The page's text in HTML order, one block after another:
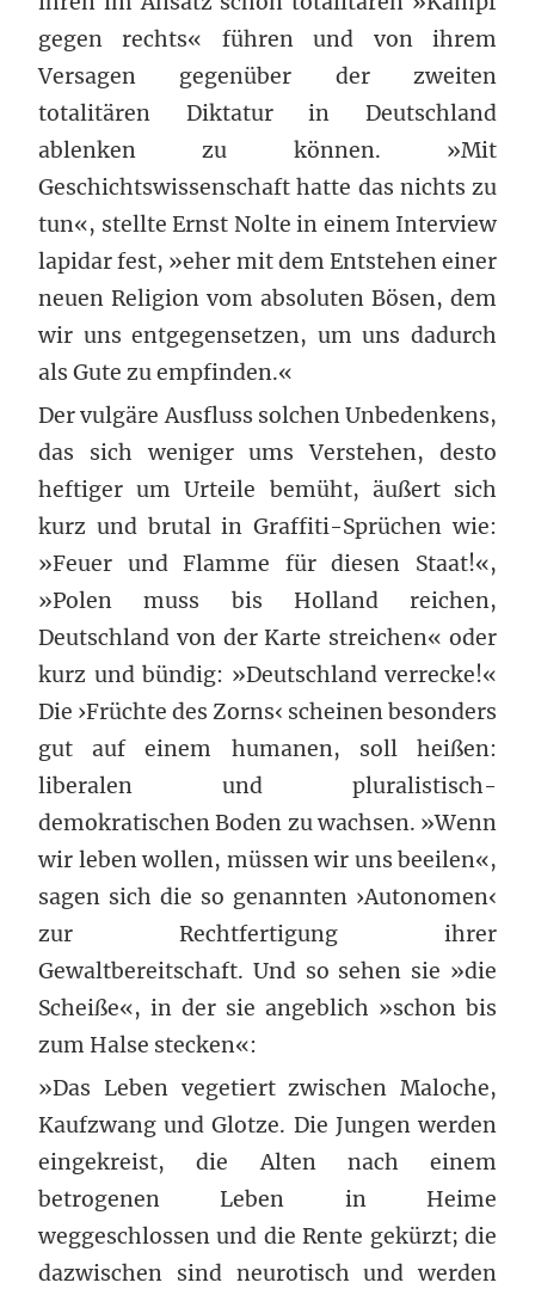
gegen rechts« führen und von ihrem
Versagen gegenüber der zweiten
totalitären Diktatur in Deutschland
ablenken zu können. »Mit
Geschichtswissenschaft hatte das nichts zu
tun«, stellte Ernst Nolte in einem Interview
lapidar fest, »eher mit dem Entstehen einer
neuen Religion vom absoluten Bösen, dem
wir uns entgegensetzen, um uns dadurch
als Gute zu empfinden.«
Der vulgäre Ausfluss solchen Unbedenkens,
das sich weniger ums Verstehen, desto
heftiger um Urteile bemüht, äußert sich
kurz und brutal in Graffiti-Sprüchen wie:
»Feuer und Flamme für diesen Staat!«,
»Polen muss bis Holland reichen,
Deutschland von der Karte streichen« oder
kurz und bündig: »Deutschland verrecke!«
Die ›Früchte des Zorns‹ scheinen besonders
gut auf einem humanen, soll heißen:
liberalen und pluralistisch-
demokratischen Boden zu wachsen. »Wenn
wir leben wollen, müssen wir uns beeilen«,
sagen sich die so genannten ›Autonomen‹
zur Rechtfertigung ihrer
Gewaltbereitschaft. Und so sehen sie »die
Scheiße«, in der sie angeblich »schon bis
zum Halse stecken«:
»Das Leben vegetiert zwischen Maloche,
Kaufzwang und Glotze. Die Jungen werden
eingekreist, die Alten nach einem
betrogenen Leben in Heime
weggeschlossen und die Rente gekürzt; die
dazwischen sind neurotisch und werden